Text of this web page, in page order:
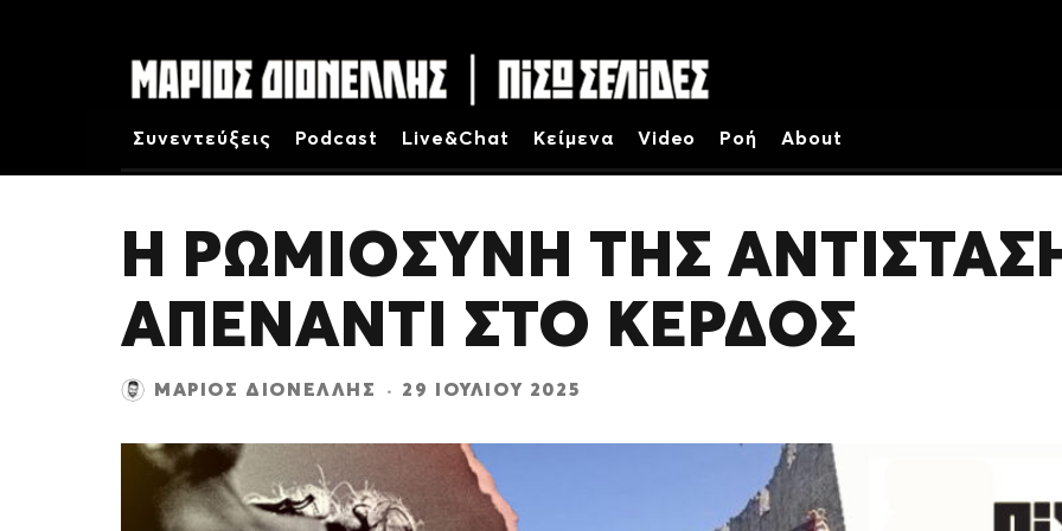
Συνεντεύξεις Podcast Live&Chat Κείμενα Video Ροή About
Η ΡΩΜΙΟΣΥΝΗ ΤΗΣ
ΑΠΕΝΑΝΤΙ ΣΤΟ ΚΕΡΔΟΣ
ΜΆΡΙΟΣ ΔΙΟΝΈΛΛΗΣ · 29 ΙΟΥΛΊΟΥ 2025